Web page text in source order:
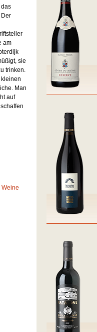
am
sie
trinken.
Man
auf
Weine